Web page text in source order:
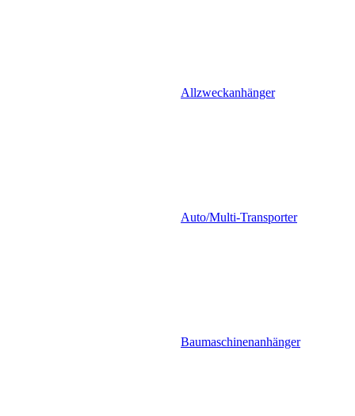
Allzweckanhänger
Auto/Multi-Transporter
Baumaschinenanhänger